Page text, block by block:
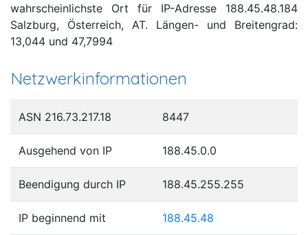
wahrscheinlichste Ort für IP-Adresse 188.45.48.184
Salzburg, Österreich, AT. Längen- und Breitengrad:
13,044 und 47,7994
Netzwerkinformationen
ASN 216.73.217.18 8447
Ausgehend von IP 188.45.0.0
Beendigung durch IP 188.45.255.255
IP beginnend mit 188.45.48